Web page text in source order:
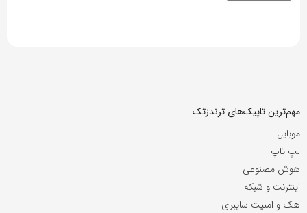
مهم‌ترین تاپیک‌های ترندزتک
موبایل
لپ تاپ
هوش مصنوعی
اینترنت و شبکه
هک و امنیت سایبری